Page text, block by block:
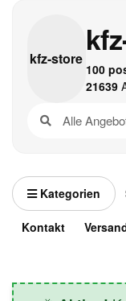
kfz-store
100
21639
Kategorien
Kontakt